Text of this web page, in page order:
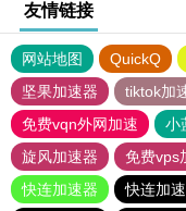
友情链接
网站地图 QuickQ
坚果加速器
tiktok加
免费vqn外网加速
小
旋风加速器
免费vps
快连加速器
快连加